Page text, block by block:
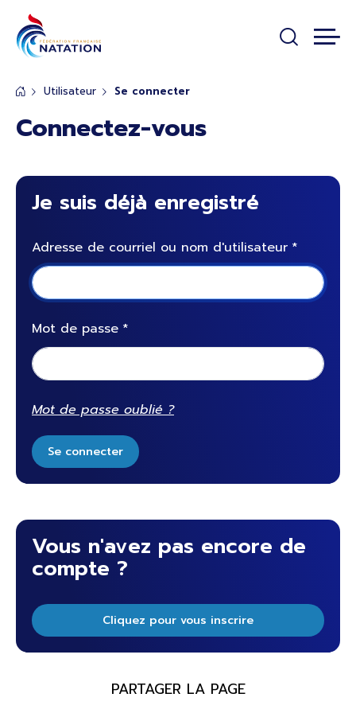
Utilisateur Se connecter
Connectez-vous
Je suis déjà enregistré
Adresse de courriel ou nom d'utilisateur
Mot de passe
Mot de passe oublié ?
Se connecter
Vous n'avez pas encore de
compte ?
Cliquez pour vous inscrire
PARTAGER LA PAGE
Panneau de gestion des cookies